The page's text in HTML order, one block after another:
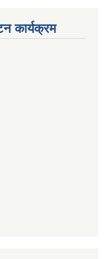
कार्यक्रम